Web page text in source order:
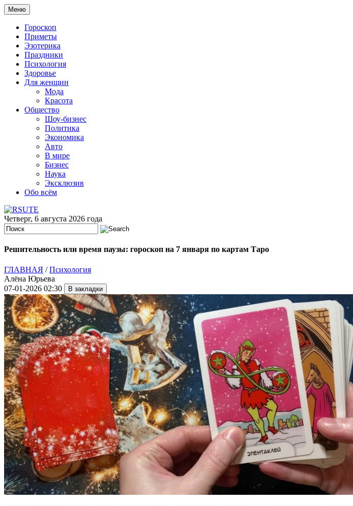
Меню
Гороскоп
Приметы
Эзотерика
Праздники
Психология
Здоровье
Для женщин
Мода
Красота
Общество
Шоу-бизнес
Политика
Экономика
Авто
В мире
Бизнес
Наука
Эксклюзив
Обо всём
Четверг, 6 августа 2026 года
Решительность или время паузы: гороскоп на 7 января по картам Таро
ГЛАВНАЯ /Психология
Алёна Юрьева
07-01-2026 02:30